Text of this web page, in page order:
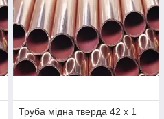
Труба мідна тверда 42 х 1